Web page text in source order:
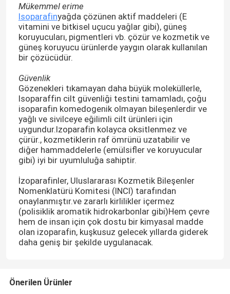
Ürünler
videolar
Mükemmel erime
Isoparafinyağda çözünen aktif maddeleri (E
vitamini ve bitkisel uçucu yağlar gibi), güneş
koruyucuları, pigmentleri vb. çözür ve kozmetik ve
güneş koruyucu ürünlerde yaygın olarak kullanılan
bir çözücüdür.
Güvenlik
Gözenekleri tıkamayan daha büyük moleküllerle,
Isoparaffin cilt güvenliği testini tamamladı, çoğu
isoparafin komedogenik olmayan bileşenlerdir ve
yağlı ve sivilceye eğilimli cilt ürünleri için
uygundur.Izoparafin kolayca oksitlenmez ve
çürür., kozmetiklerin raf ömrünü uzatabilir ve
diğer hammaddelerle (emülsifler ve koruyucular
gibi) iyi bir uyumluluğa sahiptir.
İzoparafinler, Uluslararası Kozmetik Bileşenler
Nomenklatürü Komitesi (INCI) tarafından
onaylanmıştır.ve zararlı kirlilikler içermez
(polisiklik aromatik hidrokarbonlar gibi)Hem çevre
hem de insan için çok dostu bir kimyasal madde
olan izoparafin, kuşkusuz gelecek yıllarda giderek
daha geniş bir şekilde uygulanacak.
Önerilen Ürünler